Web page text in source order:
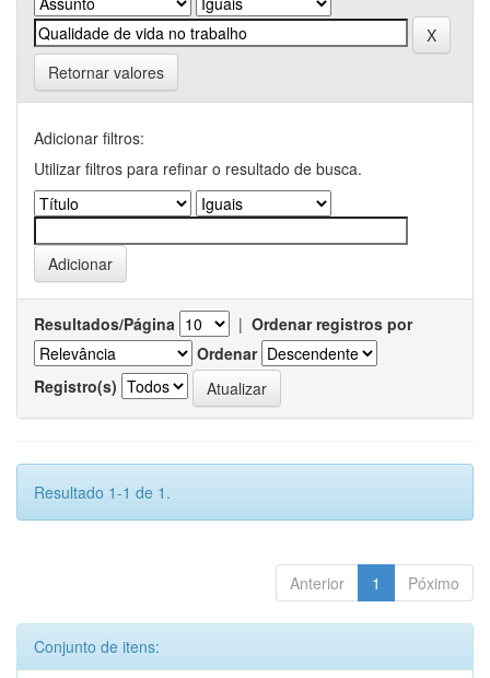
Retornar valores
Adicionar filtros:
Utilizar filtros para refinar o resultado de busca.
Resultados/Página | Ordenar registros por
Ordenar
Registro(s)
Resultado 1-1 de 1.
Anterior 1 Póximo
Conjunto de itens: